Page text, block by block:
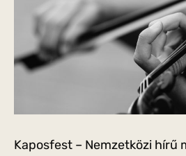
Kaposfest – Nemzetközi hírű